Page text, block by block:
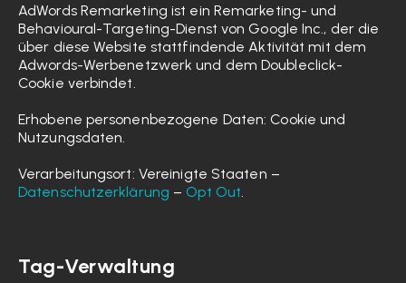
AdWords Remarketing ist ein Remarketing- und
Behavioural-Targeting-Dienst von Google Inc., der die
über diese Website stattfindende Aktivität mit dem
Adwords-Werbenetzwerk und dem Doubleclick-
Cookie verbindet.
Erhobene personenbezogene Daten: Cookie und
Nutzungsdaten.
Verarbeitungsort: Vereinigte Staaten –
Datenschutzerklärung – Opt Out
Tag-Verwaltung